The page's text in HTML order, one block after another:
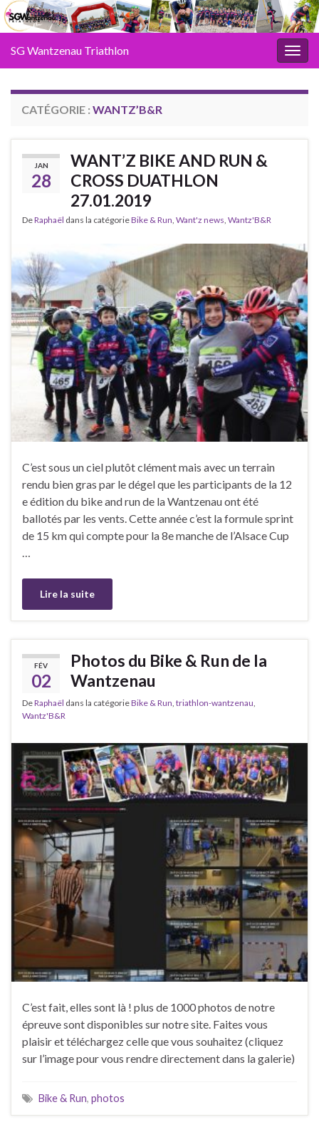
SG Wantzenau Triathlon
CATÉGORIE : WANTZ’B&R
JAN
28
WANT’Z BIKE AND RUN &
CROSS DUATHLON
27.01.2019
DeRaphaël dans la catégorieBike & Run, Want'z news, Wantz'B&R
C’est sous un ciel plutôt clément mais avec un terrain
rendu bien gras par le dégel que les participants de la 12
e édition du bike and run de la Wantzenau ont été
ballotés par les vents. Cette année c’est la formule sprint
de 15 km qui compte pour la 8e manche de l’Alsace Cup
…
Lire la suite
FÉV
02
Photos du Bike & Run de la
Wantzenau
DeRaphaël dans la catégorieBike & Run triathlon-wantzenau
Wantz'B&R
C’est fait, elles sont là ! plus de 1000 photos de notre
épreuve sont disponibles sur notre site. Faites vous
plaisir et téléchargez celle que vous souhaitez (cliquez
sur l’image pour vous rendre directement dans la galerie)
Bike & Run, photos